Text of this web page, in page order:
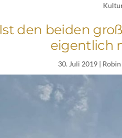
Ist den beiden
eigentlich
30. Juli 2019| Robin